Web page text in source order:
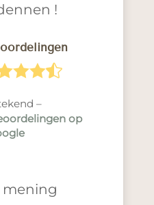
!

–
op
mening